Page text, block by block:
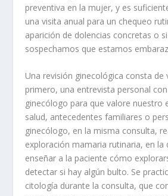
preventiva en la mujer, y es
una visita anual para un chequeo
aparición de dolencias concretas o
sospechamos que estamos
Una revisión ginecológica consta de
primero, una entrevista personal
ginecólogo para que valore nuestro
salud, antecedentes familiares o
ginecólogo, en la misma consulta,
exploración mamaria rutinaria, en la
enseñar a la paciente cómo
detectar si hay algún bulto. Se
citología durante la consulta, que